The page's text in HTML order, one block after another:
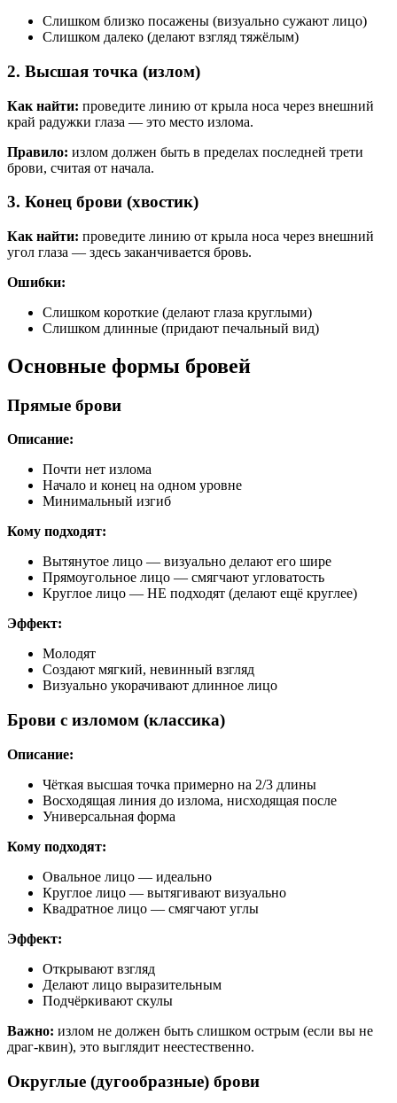
Слишком близко посажены (визуально сужают лицо)
Слишком далеко (делают взгляд тяжёлым)
2. Высшая точка (излом)
Как найти: проведите линию от крыла носа через внешний
край радужки глаза — это место излома.
Правило: излом должен быть в пределах последней трети
брови, считая от начала.
3. Конец брови (хвостик)
Как найти: проведите линию от крыла носа через внешний
угол глаза — здесь заканчивается бровь.
Ошибки:
Слишком короткие (делают глаза круглыми)
Слишком длинные (придают печальный вид)
Основные формы бровей
Прямые брови
Описание:
Почти нет излома
Начало и конец на одном уровне
Минимальный изгиб
Кому подходят:
Вытянутое лицо — визуально делают его шире
Прямоугольное лицо — смягчают угловатость
Круглое лицо — НЕ подходят (делают ещё круглее)
Эффект:
Молодят
Создают мягкий, невинный взгляд
Визуально укорачивают длинное лицо
Брови с изломом (классика)
Описание:
Чёткая высшая точка примерно на 2/3 длины
Восходящая линия до излома, нисходящая после
Универсальная форма
Кому подходят:
Овальное лицо — идеально
Круглое лицо — вытягивают визуально
Квадратное лицо — смягчают углы
Эффект:
Открывают взгляд
Делают лицо выразительным
Подчёркивают скулы
Важно: излом не должен быть слишком острым (если вы не
драг-квин), это выглядит неестественно.
Округлые (дугообразные) брови